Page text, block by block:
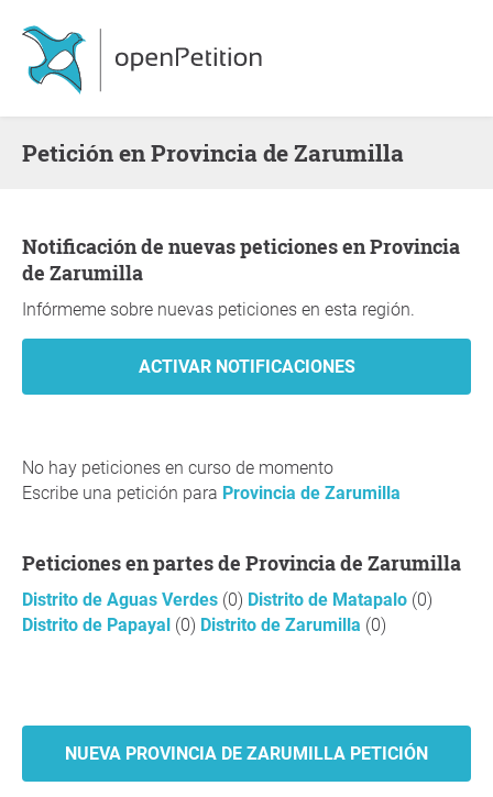
Petición en Provincia de Zarumilla
Notificación de nuevas peticiones en Provincia
de Zarumilla
Infórmeme sobre nuevas peticiones en esta región.
No hay peticiones en curso de momento
Escribe una petición para Provincia de Zarumilla
Peticiones en partes de Provincia de Zarumilla
Distrito de Aguas Verdes (0) Distrito de Matapalo (0)
Distrito de Papayal (0) Distrito de Zarumilla (0)
NUEVA PROVINCIA DE ZARUMILLA PETICIÓN